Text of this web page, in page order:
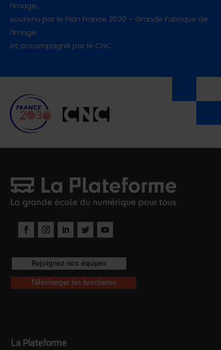
l’image,
soutenu par le Plan France 2030 – Grande Fabrique de
l’Image
et accompagné par le CNC.
Rejoignez nos équipes
Télécharger les brochures
La Plateforme